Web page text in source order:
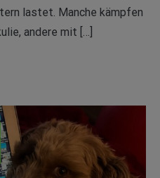
lastet. Manche kämpfen
andere mit […]